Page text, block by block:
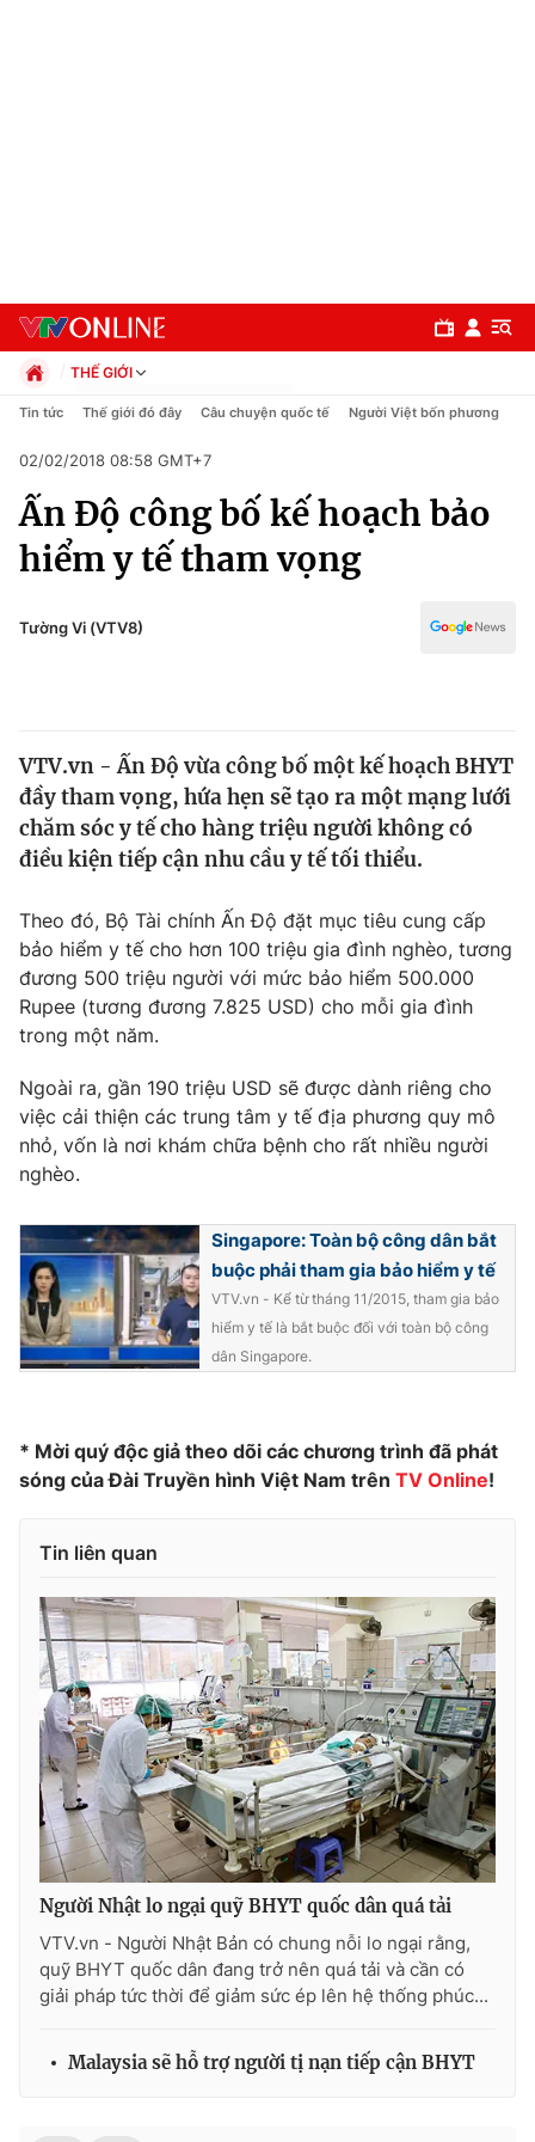
Chuyên mục
Chính trị
Thế giới
Tin tức
Thế giới đó đây
Câu chuyện quốc tế
Tài chính
Thị trường
Góc doanh nghiệp
Dữ liệu và đời sống
Truyền hình
Phim VTV
Hậu trường
Nhân vật
Khán giả
Giải sao mai
Giải trí
Điện ảnh
Sao
Đời sống
Làm đẹp
Chất lượng cuộc sống
Giáo dục
Tuyển sinh
Học trực tuyến
Công nghệ
Hitech Công nghệ tương lai
Thị trường
Tư vấn
Giao lưu trực tuyến
Lịch phát sóng
Photo Infographic
Video Shorts video
VTV Money VTV Thể thao
VTV Sức khoẻ Bất động sản
Thị trường 24h Tấm lòng Việt
VTV4 Vươn mình bằng AI
VTV9 VTV8
Liên hệ tòa soạn
THẾ GIỚI
Chính trị
Pháp luật
Kinh tế
Thể thao
Truyền hình
Y tế
Tin tức Thế giới đó đây Câu chuyện quốc tế Người Việt bốn phương
02/02/2018 08:58 GMT+7
Ấn Độ công bố kế hoạch bảo
hiểm y tế tham vọng
Tường Vi (VTV8)
VTV.vn - Ấn Độ vừa công bố một kế hoạch BHYT
đầy tham vọng, hứa hẹn sẽ tạo ra một mạng lưới
chăm sóc y tế cho hàng triệu người không có
điều kiện tiếp cận nhu cầu y tế tối thiểu.
Theo đó, Bộ Tài chính Ấn Độ đặt mục tiêu cung cấp
bảo hiểm y tế cho hơn 100 triệu gia đình nghèo, tương
đương 500 triệu người với mức bảo hiểm 500.000
Rupee (tương đương 7.825 USD) cho mỗi gia đình
trong một năm.
Ngoài ra, gần 190 triệu USD sẽ được dành riêng cho
việc cải thiện các trung tâm y tế địa phương quy mô
nhỏ, vốn là nơi khám chữa bệnh cho rất nhiều người
nghèo.
Singapore: Toàn bộ công dân bắt
buộc phải tham gia bảo hiểm y tế
VTV.vn - Kể từ tháng 11/2015, tham gia bảo
hiểm y tế là bắt buộc đối với toàn bộ công
dân Singapore.
* Mời quý độc giả theo dõi các chương trình đã phát
sóng của Đài Truyền hình Việt Nam trên TV Online!
Tin liên quan
Người Nhật lo ngại quỹ BHYT quốc dân quá tải
VTV.vn - Người Nhật Bản có chung nỗi lo ngại rằng,
quỹ BHYT quốc dân đang trở nên quá tải và cần có
giải pháp tức thời để giảm sức ép lên hệ thống phúc...
Malaysia sẽ hỗ trợ người tị nạn tiếp cận BHYT